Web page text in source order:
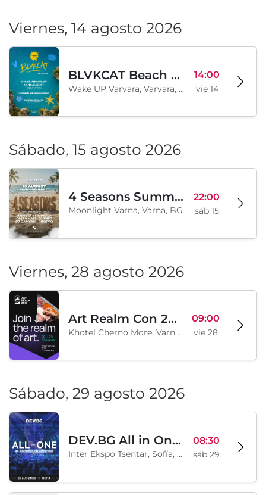
Viernes, 14 agosto 2026
BLVKCAT Beach Festival 2026, Wake up Varvara
Wake UP Varvara, Varvara, BG
14:00
vie 14
Sábado, 15 agosto 2026
4 Seasons Summer Edition
Moonlight Varna, Varna, BG
22:00
sáb 15
Viernes, 28 agosto 2026
Art Realm Con 2026
Khotel Cherno More, Varna, BG
09:00
vie 28
Sábado, 29 agosto 2026
DEV.BG All in One 2026
Inter Ekspo Tsentar, Sofía, BG
08:30
sáb 29